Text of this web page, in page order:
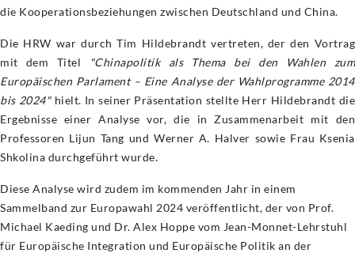
die Kooperationsbeziehungen zwischen Deutschland und China.
Die HRW war durch Tim Hildebrandt vertreten, der den Vortrag
mit dem Titel
"Chinapolitik als Thema bei den Wahlen zum
Europäischen Parlament – Eine Analyse der Wahlprogramme 2014
bis 2024"hielt. In seiner Präsentation stellte Herr Hildebrandt die
Ergebnisse einer Analyse vor, die in Zusammenarbeit mit den
Professoren Lijun Tang und Werner A. Halver sowie Frau Ksenia
Shkolina durchgeführt wurde.
Diese Analyse wird zudem im kommenden Jahr in einem
Sammelband zur Europawahl 2024 veröffentlicht, der von Prof.
Michael Kaeding und Dr. Alex Hoppe vom Jean-Monnet-Lehrstuhl
für Europäische Integration und Europäische Politik an der